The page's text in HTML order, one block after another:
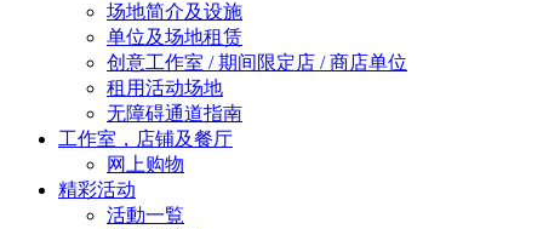
场地简介及设施
单位及场地租赁
创意工作室 / 期间限定店 / 商店单位
租用活动场地
无障碍通道指南
工作室，店铺及餐厅
网上购物
精彩活动
活動一覧